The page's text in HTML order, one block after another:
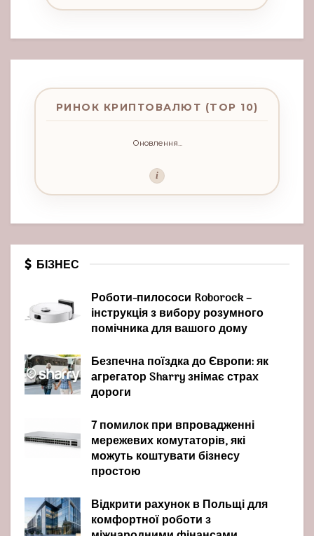
РИНОК КРИПТОВАЛЮТ (TOP 10)
Оновлення...
i
БІЗНЕС
Роботи-пилососи Roborock –
інструкція з вибору розумного
помічника для вашого дому
Безпечна поїздка до Європи: як
агрегатор Sharry знімає страх
дороги
7 помилок при впровадженні
мережевих комутаторів, які
можуть коштувати бізнесу
простою
Відкрити рахунок в Польщі для
комфортної роботи з